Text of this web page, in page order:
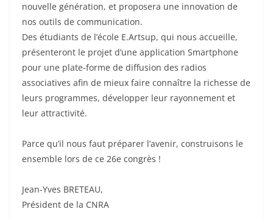
nouvelle génération, et proposera une innovation de
nos outils de communication.
Des étudiants de l’école E.Artsup, qui nous accueille,
présenteront le projet d’une application Smartphone
pour une plate-forme de diffusion des radios
associatives afin de mieux faire connaître la richesse de
leurs programmes, développer leur rayonnement et
leur attractivité.
Parce qu’il nous faut préparer l’avenir, construisons le
ensemble lors de ce 26e congrès !
Jean-Yves BRETEAU,
Président de la CNRA